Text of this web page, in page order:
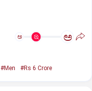
ಅ ಅ
#Men #Rs 6 Crore